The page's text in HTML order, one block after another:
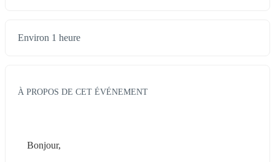
Environ 1 heure
À PROPOS DE CET ÉVÉNEMENT
Bonjour,